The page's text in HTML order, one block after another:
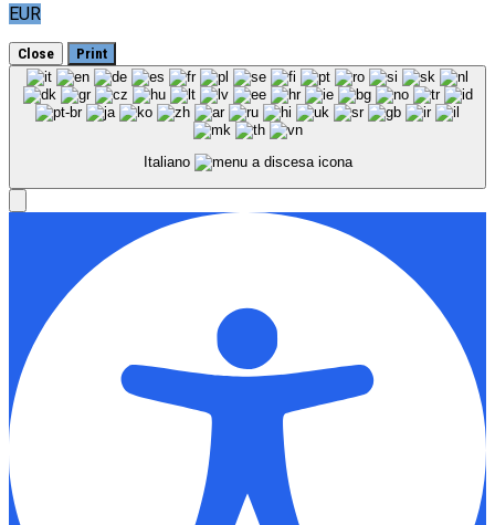
EUR
Close Print
Italiano